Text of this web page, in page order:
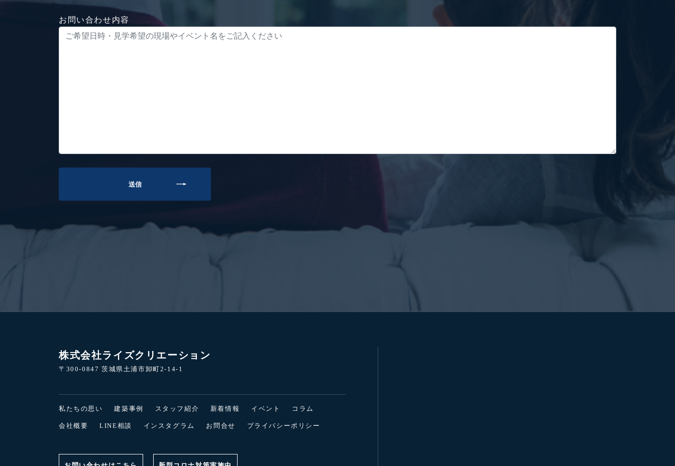
お問い合わせ内容
株式会社ライズクリエーション
〒300-0847 茨城県土浦市卸町2-14-1
私たちの思い 建築事例 スタッフ紹介 新着情報 イベント コラム
会社概要 LINE相談 インスタグラム お問合せ プライバシーポリシー